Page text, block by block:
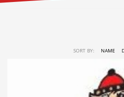
SORT BY: NAME